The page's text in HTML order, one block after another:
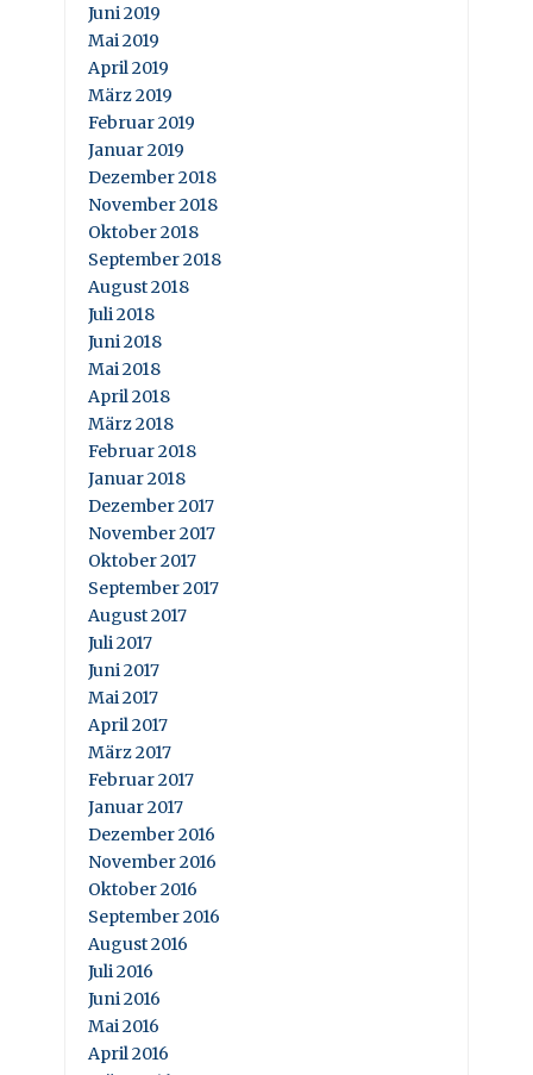
Juni 2019
Mai 2019
April 2019
März 2019
Februar 2019
Januar 2019
Dezember 2018
November 2018
Oktober 2018
September 2018
August 2018
Juli 2018
Juni 2018
Mai 2018
April 2018
März 2018
Februar 2018
Januar 2018
Dezember 2017
November 2017
Oktober 2017
September 2017
August 2017
Juli 2017
Juni 2017
Mai 2017
April 2017
März 2017
Februar 2017
Januar 2017
Dezember 2016
November 2016
Oktober 2016
September 2016
August 2016
Juli 2016
Juni 2016
Mai 2016
April 2016